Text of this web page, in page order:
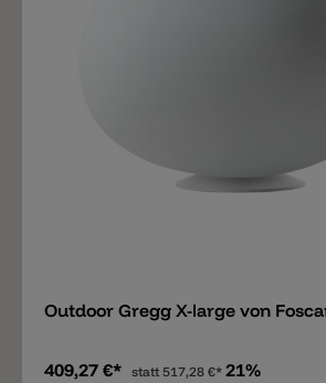
Outdoor Gregg X-large von
409,27 €* statt517,28 €* 21%